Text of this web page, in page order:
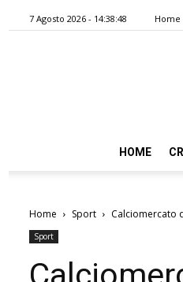
7 Agosto 2026 - 14:38:48 Home
HOME
Home Sport Calciomercato
Sport